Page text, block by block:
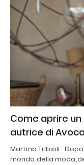
Come aprire
autrice di
Martina Tribioli
mondo della